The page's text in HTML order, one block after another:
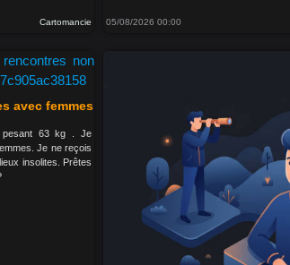
Cartomancie 05/08/2026 00:00
avec femmes
pesant 63 kg . Je
Je ne reçois
insolites. Prêtes